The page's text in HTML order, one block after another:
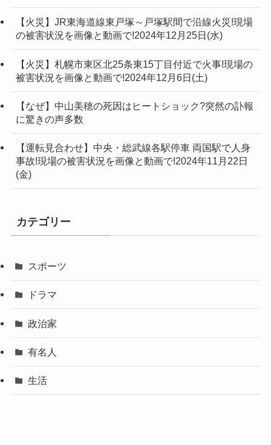
【火災】JR東海道線東戸塚～戸塚駅間で沿線火災!現場
の被害状況を画像と動画で!2024年12月25日(水)
【火災】札幌市東区北25条東15丁目付近で火事!現場の
被害状況を画像と動画で!2024年12月6日(土)
【なぜ】中山美穂の死因はヒートショック?突然の訃報
に驚きの声多数
【運転見合わせ】中央・総武線各駅停車 両国駅で人身
事故!現場の被害状況を画像と動画で!2024年11月22日
(金)
カテゴリー
スポーツ
ドラマ
政治家
有名人
生活